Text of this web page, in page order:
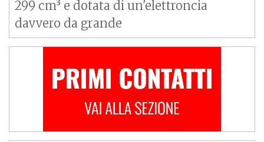
299 cm³ e dotata di un'elettroncia
davvero da grande